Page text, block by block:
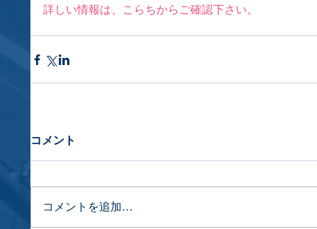
詳しい情報は、 こらちからご確認下さい。
コメント
コメントを追加…